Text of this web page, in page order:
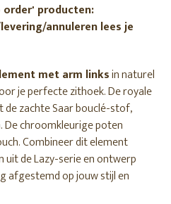
producten:
annuleren lees je
met arm linksin naturel
je perfecte zithoek. De royale
zachte Saar bouclé-stof,
chroomkleurige poten
Combineer dit element
de Lazy-serie en ontwerp
afgestemd op jouw stijl en